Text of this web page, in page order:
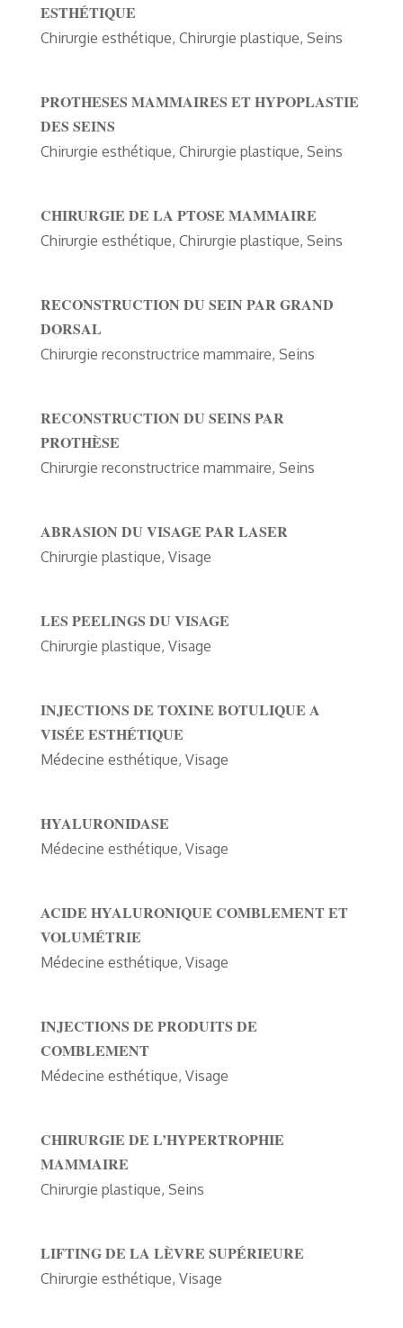
ESTHÉTIQUE
Chirurgie esthétique, Chirurgie plastique, Seins
PROTHESES MAMMAIRES ET HYPOPLASTIE
DES SEINS
Chirurgie esthétique, Chirurgie plastique, Seins
CHIRURGIE DE LA PTOSE MAMMAIRE
Chirurgie esthétique, Chirurgie plastique, Seins
RECONSTRUCTION DU SEIN PAR GRAND
DORSAL
Chirurgie reconstructrice mammaire, Seins
RECONSTRUCTION DU SEINS PAR
PROTHÈSE
Chirurgie reconstructrice mammaire, Seins
ABRASION DU VISAGE PAR LASER
Chirurgie plastique, Visage
LES PEELINGS DU VISAGE
Chirurgie plastique, Visage
INJECTIONS DE TOXINE BOTULIQUE A
VISÉE ESTHÉTIQUE
Médecine esthétique, Visage
HYALURONIDASE
Médecine esthétique, Visage
ACIDE HYALURONIQUE COMBLEMENT ET
VOLUMÉTRIE
Médecine esthétique, Visage
INJECTIONS DE PRODUITS DE
COMBLEMENT
Médecine esthétique, Visage
CHIRURGIE DE L’HYPERTROPHIE
MAMMAIRE
Chirurgie plastique, Seins
LIFTING DE LA LÈVRE SUPÉRIEURE
Chirurgie esthétique, Visage